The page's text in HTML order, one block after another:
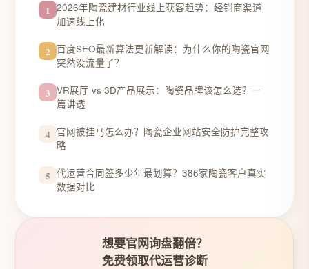
1 2026年陶瓷建材行业线上获客趋势：经销商渠道
加速线上化
2 百度SEO最新算法更新解读：为什么你的陶瓷官网
突然没流量了？
3 VR展厅 vs 3D产品展示：陶瓷品牌该怎么选？一
篇讲透
4 官网被挂马怎么办？陶瓷企业网站安全防护完整攻
略
5 代运营合同签多少年最划算？386家陶瓷客户真实
数据对比
想要官网询盘翻倍？
免费领取代运营诊断